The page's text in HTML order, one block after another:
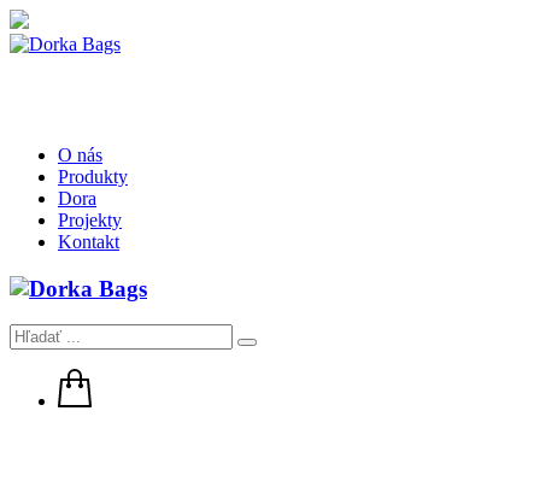
O nás
Produkty
Dora
Projekty
Kontakt